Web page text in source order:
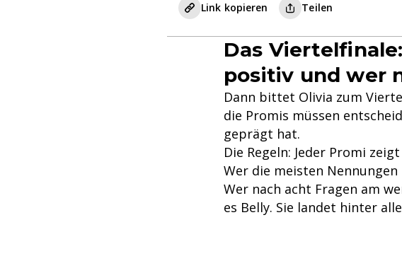
Link kopieren
Teilen
Das
positiv und wer
Dann bittet Olivia zum
die Promis müssen
geprägt hat.
Die Regeln: Jeder Promi
Wer die meisten
Wer nach acht Fragen am
es Belly. Sie landet hinter